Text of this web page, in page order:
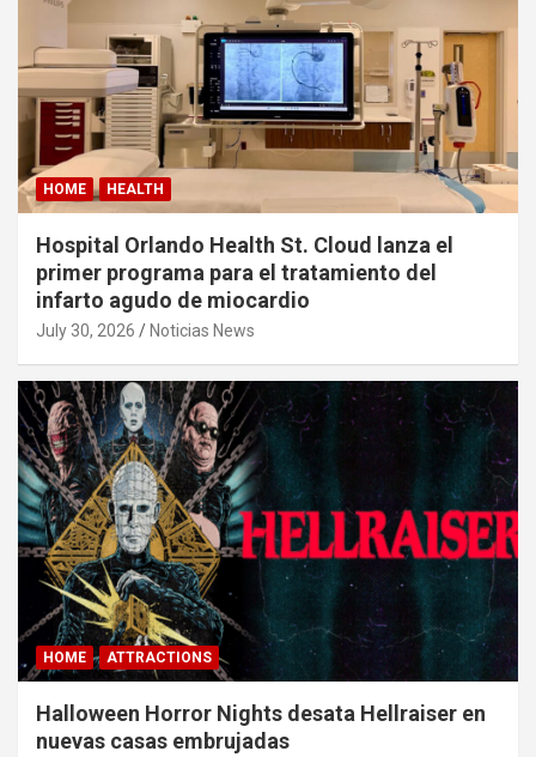
HOME HEALTH
Hospital Orlando Health St. Cloud lanza el
primer programa para el tratamiento del
infarto agudo de miocardio
July 30, 2026 Noticias News
HOME ATTRACTIONS
Halloween Horror Nights desata Hellraiser en
nuevas casas embrujadas